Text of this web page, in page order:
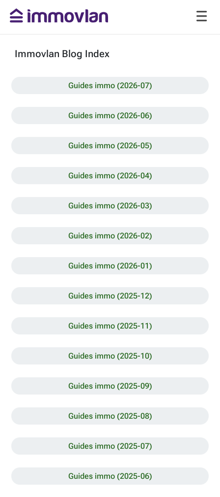
Immovlan Blog Index
Guides immo (2026-07)
Guides immo (2026-06)
Guides immo (2026-05)
Guides immo (2026-04)
Guides immo (2026-03)
Guides immo (2026-02)
Guides immo (2026-01)
Guides immo (2025-12)
Guides immo (2025-11)
Guides immo (2025-10)
Guides immo (2025-09)
Guides immo (2025-08)
Guides immo (2025-07)
Guides immo (2025-06)